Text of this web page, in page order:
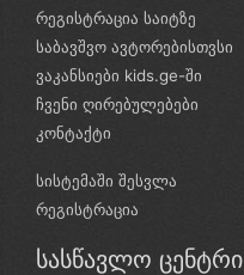
რეგისტრაცია საიტზე
საბავშვო ავტორებისთვსი
ვაკანსიები kids.ge-ში
ჩვენი ღირებულებები
კონტაქტი
სისტემაში შესვლა
რეგისტრაცია
სასწავლო ცენტრი